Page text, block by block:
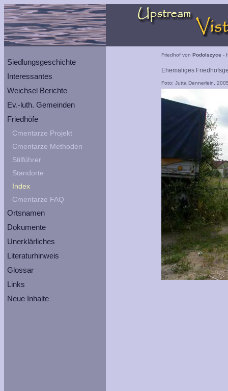
Siedlungsgeschichte
Interessantes
Weichsel Berichte
Ev.-luth. Gemeinden
Friedhöfe
Cmentarze Projekt
Cmentarze Methoden
Stilführer
Standorte
Index
Cmentarze FAQ
Ortsnamen
Dokumente
Unerklärliches
Literaturhinweis
Glossar
Links
Neue Inhalte
Friedhof von Podolszyce -
Ehemaliges
Foto: Jutta Dennerlein,